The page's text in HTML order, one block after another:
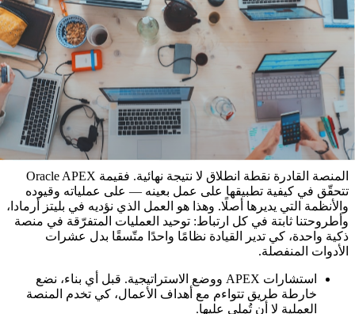
نظامٍ ما من طرفها إلى طرفها.
صيانة لا تتحوّل إلى عبء. التطبيقات المبنيّة على APEX
يسهل صيانتها وتحديثها وتوسيعها بمرور الوقت، وبأدنى قدر
من التوقّف عند إطلاق التغييرات. والمنفعة تتراكم: اضطراب
تشغيلي أقل حين يتطوّر النظام، وكلفة ملكية إجمالية أدنى
على امتداد سنوات خدمة التطبيق، وهنا تكمن في الواقع أغلب
الكلفة الحقيقية للبرمجيات المؤسسية.
كيف تنفّذ بليتز أرمادا Oracle APEX
المنصة القادرة نقطة انطلاق لا نتيجة نهائية. فقيمة Oracle APEX
تتحقّق في كيفية تطبيقها على عمل بعينه — على عملياته وقيوده
والأنظمة التي يديرها أصلًا. وهذا هو العمل الذي نؤديه في بليتز أرمادا،
وأطروحتنا ثابتة في كل ارتباط: توحيد العمليات المتفرّقة في منصة
ذكية واحدة، كي تدير القيادة نظامًا واحدًا متّسقًا بدل عشرات
الأدوات المنفصلة.
استشارات APEX ووضع الاستراتيجية. قبل أي بناء، نضع
خارطة طريق تتواءم مع أهداف الأعمال، كي تخدم المنصة
العملية لا أن تُملي عليها.